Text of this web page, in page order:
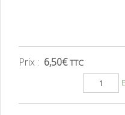
Prix : 6,50€ TTC